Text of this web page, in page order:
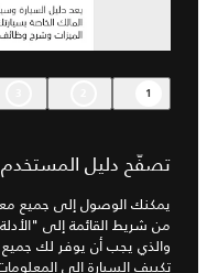
1
تصفّح دليل المستخدم
يمكنك الوصول إلى جميع
من شريط القائمة إلى
والذي يجب أن يوفر لك جميع